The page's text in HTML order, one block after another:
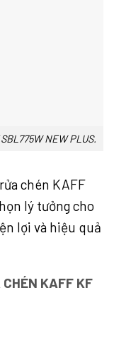
NEW PLUS.
chén KAFF
lý tưởng cho
lợi và hiệu quả
KAFF KF